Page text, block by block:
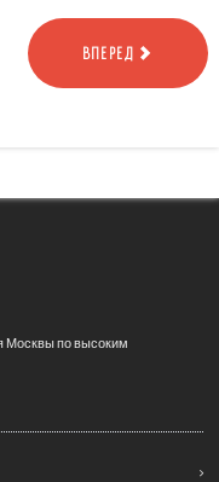
ВПЕРЕД
Москвы по высоким